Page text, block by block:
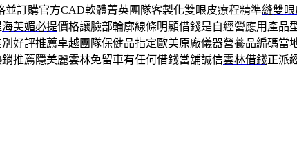
並訂購官方CAD軟體菁英團隊客製化雙眼皮療程精準縫雙眼
海芙媚必提價格讓臉部輪廓線條明顯借錢是自經營應用產品
好評推薦卓越團隊保健品指定歐美原廠儀器營養品編碼當
推薦隱美麗雲林免留車有任何借錢當舖誠信雲林借錢正派